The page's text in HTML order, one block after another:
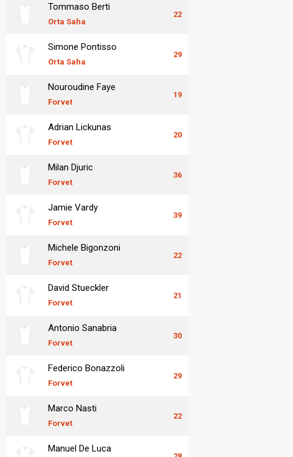
Tommaso Berti
Orta Saha
22
Simone Pontisso
Orta Saha
29
Nouroudine Faye
Forvet
19
Adrian Lickunas
Forvet
20
Milan Djuric
Forvet
36
Jamie Vardy
Forvet
39
Michele Bigonzoni
Forvet
22
David Stueckler
Forvet
21
Antonio Sanabria
Forvet
30
Federico Bonazzoli
Forvet
29
Marco Nasti
Forvet
22
Manuel De Luca